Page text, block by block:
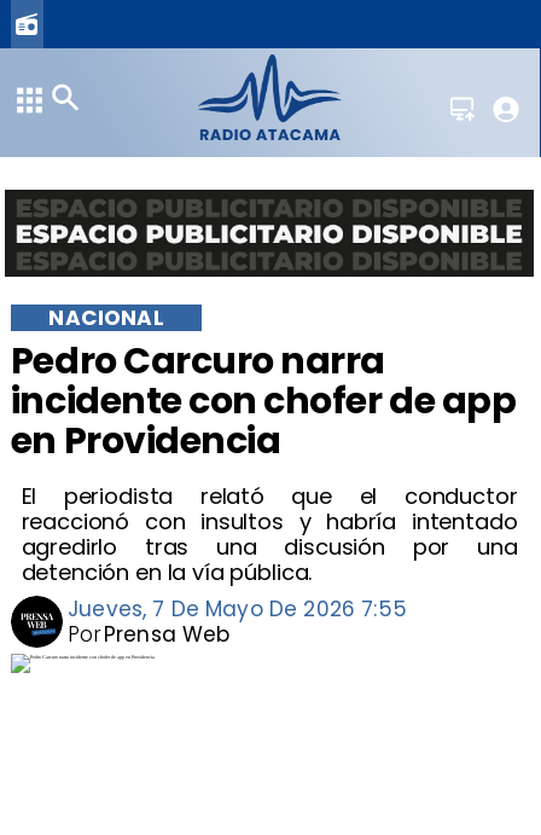
Pedro Carcuro narra
incidente con chofer de app
en Providencia
El periodista relató que el conductor
reaccionó con insultos y habría intentado
agredirlo tras una discusión por una
detención en la vía pública.
NACIONAL
Jueves, 7 De Mayo De 2026 7:55
Prensa Web
Por